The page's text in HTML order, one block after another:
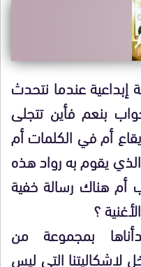
عندما نتحدث
بنعم فأين تتجلى
أم في الكلمات أم
يقوم به رواد هذه
أم هناك رسالة خفية
؟
بمجموعة من
لاشكاليتنا التي ليس